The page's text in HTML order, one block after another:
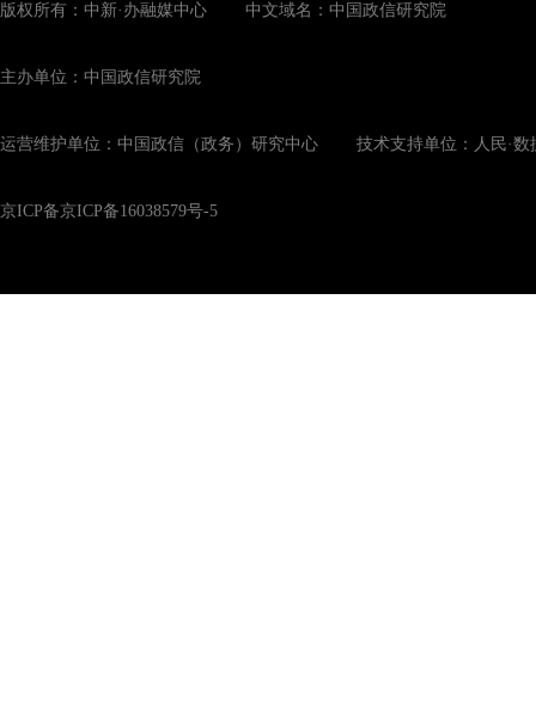
版权所有：中新·办融媒中心 中文域名：中国政信研究院
主办单位：中国政信研究院
运营维护单位：中国政信（政务）研究中心 技术支持单位：人民·数
京ICP备京ICP备16038579号-5